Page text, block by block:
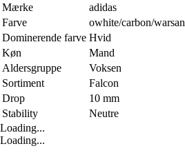
Mærke
adidas
Farve
owhite/carbon/warsan
Dominerende farve Hvid
Køn
Mand
Aldersgruppe
Voksen
Sortiment
Falcon
Drop
10 mm
Stability
Neutre
Loading...
Loading...